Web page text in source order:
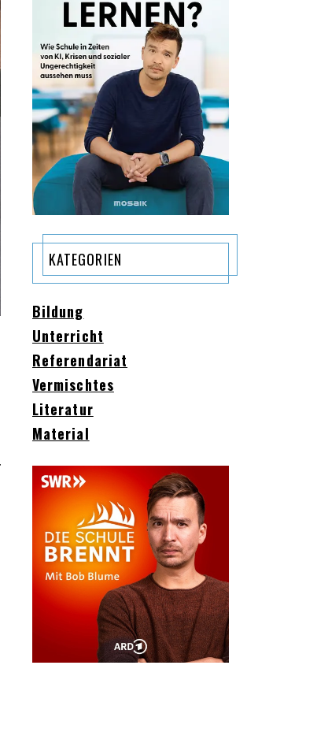
KATEGORIEN
Bildung
Unterricht
Referendariat
Vermischtes
Literatur
Material